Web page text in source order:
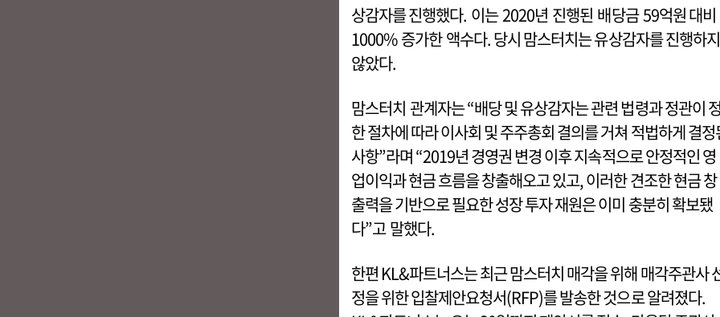
상감자를 진행했다. 이는 2020년 진행된 배당금 59억원 대비
1000% 증가한 액수다. 당시 맘스터치는 유상감자를 진행하지
않았다.
맘스터치 관계자는 “배당 및 유상감자는 관련 법령과 정관이
한 절차에 따라 이사회 및 주주총회 결의를 거쳐 적법하게 결정
사항”라며 “2019년 경영권 변경 이후 지속적으로 안정적인 영
업이익과 현금 흐름을 창출해오고 있고, 이러한 견조한 현금 창
출력을 기반으로 필요한 성장 투자 재원은 이미 충분히 확보됐
다”고 말했다.
한편 KL&파트너스는 최근 맘스터치 매각을 위해 매각주관사
정을 위한 입찰제안요청서(RFP)를 발송한 것으로 알려졌다.